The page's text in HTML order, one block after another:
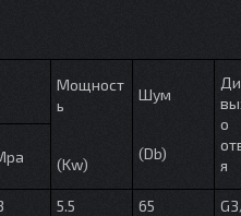
Мощност
ь
(Kw)
Шум
(Db)
о
я
5.5 65